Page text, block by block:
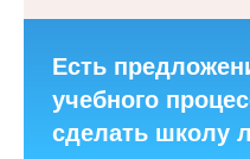
Есть
учебного
сделать школу